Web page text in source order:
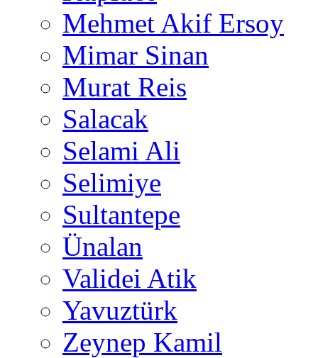
Mehmet Akif Ersoy
Mimar Sinan
Murat Reis
Salacak
Selami Ali
Selimiye
Sultantepe
Ünalan
Validei Atik
Yavuztürk
Zeynep Kamil